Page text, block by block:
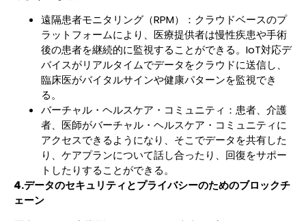
遠隔患者モニタリング（RPM）：クラウドベースのプ
ラットフォームにより、医療提供者は慢性疾患や手術
後の患者を継続的に監視することができる。IoT対応デ
バイスがリアルタイムでデータをクラウドに送信し、
臨床医がバイタルサインや健康パターンを監視でき
る。
バーチャル・ヘルスケア・コミュニティ：患者、介護
者、医師がバーチャル・ヘルスケア・コミュニティに
アクセスできるようになり、そこでデータを共有した
り、ケアプランについて話し合ったり、回復をサポー
トしたりすることができる。
4.データのセキュリティとプライバシーのためのブロックチ
ェーン